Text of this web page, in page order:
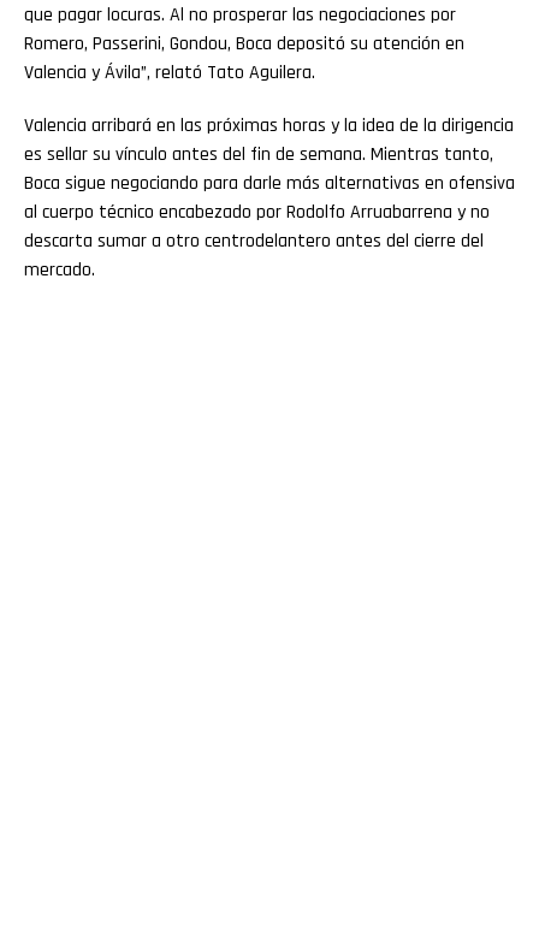
que pagar locuras. Al no prosperar las negociaciones por
Romero, Passerini, Gondou, Boca depositó su atención en
Valencia y Ávila”, relató Tato Aguilera.
Valencia arribará en las próximas horas y la idea de la dirigencia
es sellar su vínculo antes del fin de semana. Mientras tanto,
Boca sigue negociando para darle más alternativas en ofensiva
al cuerpo técnico encabezado por Rodolfo Arruabarrena y no
descarta sumar a otro centrodelantero antes del cierre del
mercado.